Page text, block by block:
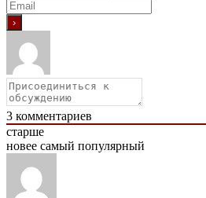
3 комментариев
старше
новее самый популярный